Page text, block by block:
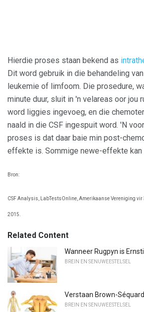
Hierdie proses staan ​​bekend as
Dit word gebruik in die behandeling
leukemie of limfoom. Die prosedure,
minute duur, sluit in 'n velareas oor jou
word liggies ingevoeg, en die
naald in die CSF ingespuit word. 'N
proses is dat daar baie min post-
effekte is. Sommige newe-effekte kan
Bron:
CSF Analysis, LabTestsOnline, Amerikaanse Vereniging vir
2015.
Related Content
Wanneer Rugpyn is
BREIN EN SENUWEESTELSEL
Verstaan ​​Brown-
BREIN EN SENUWEESTELSEL